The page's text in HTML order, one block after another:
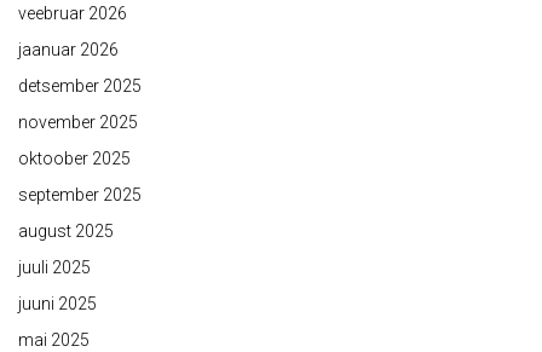
veebruar 2026
jaanuar 2026
detsember 2025
november 2025
oktoober 2025
september 2025
august 2025
juuli 2025
juuni 2025
mai 2025